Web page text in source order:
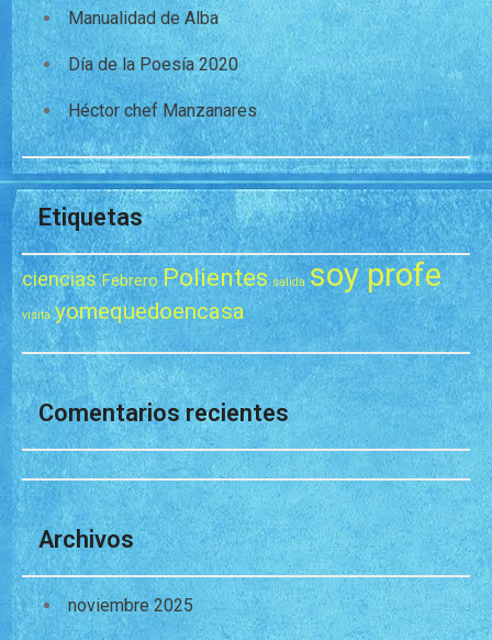
Manualidad de Alba
Día de la Poesía 2020
Héctor chef Manzanares
Etiquetas
ciencias Febrero Polientes salida soy profe
visita yomequedoencasa
Comentarios recientes
Archivos
noviembre 2025